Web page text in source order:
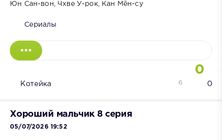
Юн Сан-вон, Чхве У-рок, Кан Мён-су
Сериалы
0
Котейка 0
6
Хороший мальчик 8 серия
05/07/2026 19:52